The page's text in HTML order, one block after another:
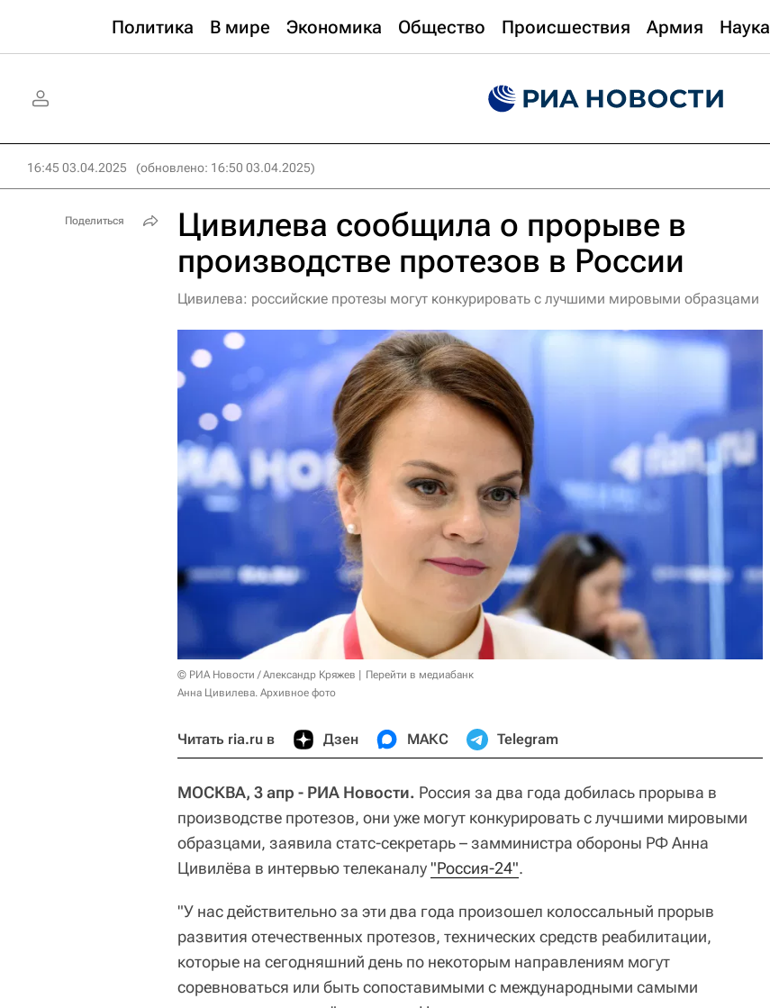
Политика В мире Экономика Общество Происшествия Армия Наука
16:45 03.04.2025 (обновлено: 16:50 03.04.2025)
Цивилева сообщила о прорыве в
производстве протезов в России
Цивилева: российские протезы могут конкурировать с лучшими мировыми образцами
© РИА Новости / Александр Кряжев
Перейти в медиабанк
Анна Цивилева. Архивное фото
Читать ria.ru в Дзен МАКС Telegram
МОСКВА, 3 апр - РИА Новости. Россия за два года добилась прорыва в
производстве протезов, они уже могут конкурировать с лучшими мировыми
образцами, заявила статс-секретарь – замминистра обороны РФ Анна
Цивилёва в интервью телеканалу"Россия-24".
"У нас действительно за эти два года произошел колоссальный прорыв
развития отечественных протезов, технических средств реабилитации,
которые на сегодняшний день по некоторым направлениям могут
соревноваться или быть сопоставимыми с международными самыми
Поделиться